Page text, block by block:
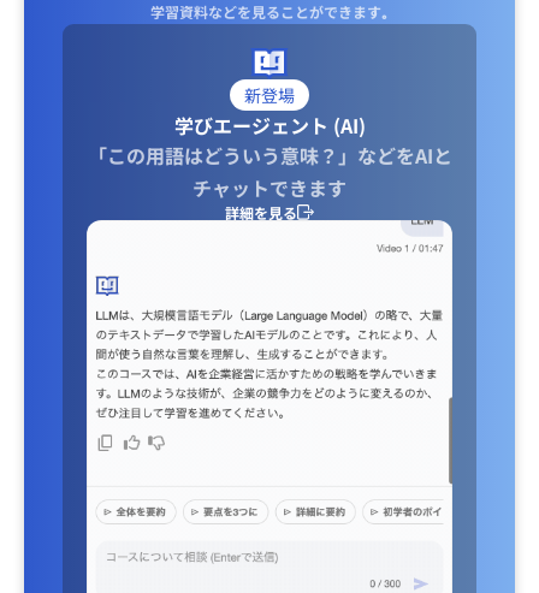
学習資料などを見ることができます｡
新登場
学びエージェント (AI)
「この用語はどういう意味？」などをAIと
チャットできます
詳細を見る